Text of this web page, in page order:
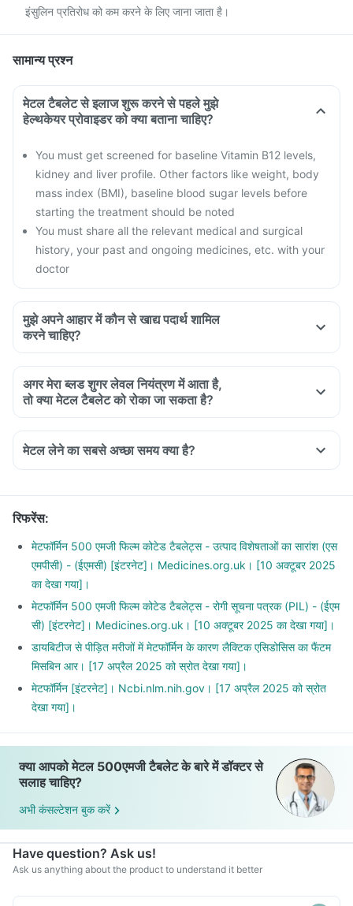
इंसुलिन प्रतिरोध को कम करने के लिए जाना जाता है।
सामान्य प्रश्न
मेटल टैबलेट से इलाज शुरू करने से पहले मुझे
हेल्थकेयर प्रोवाइडर को क्या बताना चाहिए?
You must get screened for baseline Vitamin B12 levels,
kidney and liver profile. Other factors like weight, body
mass index (BMI), baseline blood sugar levels before
starting the treatment should be noted
You must share all the relevant medical and surgical
history, your past and ongoing medicines, etc. with your
doctor
मुझे अपने आहार में कौन से खाद्य पदार्थ शामिल
करने चाहिए?
A diet should be high in fibre, low in fat with adequate
Diet should include boiled, steamed or baked food.
Maintain regular meal timings and try to have 2-3 healthy
snacks between meals like soups and salads.
अगर मेरा ब्लड शुगर लेवल नियंत्रण में आता है,
तो क्या मेटल टैबलेट को रोका जा सकता है?
मेटल लेने का सबसे अच्छा समय क्या है?
रिफरेंस:
मेटफॉर्मिन 500 एमजी फिल्म कोटेड टैबलेट्स - उत्पाद विशेषताओं का सारांश (एस
एमपीसी) - (ईएमसी) [इंटरनेट]। Medicines.org.uk। [10 अक्टूबर 2025
का देखा गया]।
मेटफॉर्मिन 500 एमजी फिल्म कोटेड टैबलेट्स - रोगी सूचना पत्रक (PIL) - (ईएम
सी) [इंटरनेट]। Medicines.org.uk। [10 अक्टूबर 2025 का देखा गया]।
डायबिटीज से पीड़ित मरीजों में मेटफॉर्मिन के कारण लैक्टिक एसिडोसिस का फैंटम
मिसबिन आर। [17 अप्रैल 2025 को स्रोत देखा गया]।
मेटफॉर्मिन [इंटरनेट]। Ncbi.nlm.nih.gov। [17 अप्रैल 2025 को स्रोत
देखा गया]।
क्या आपको मेटल 500एमजी टैबलेट के बारे में डॉक्टर से
सलाह चाहिए?
अभी कंसल्टेशन बुक करें
Have question? Ask us!
Ask us anything about the product to understand it better